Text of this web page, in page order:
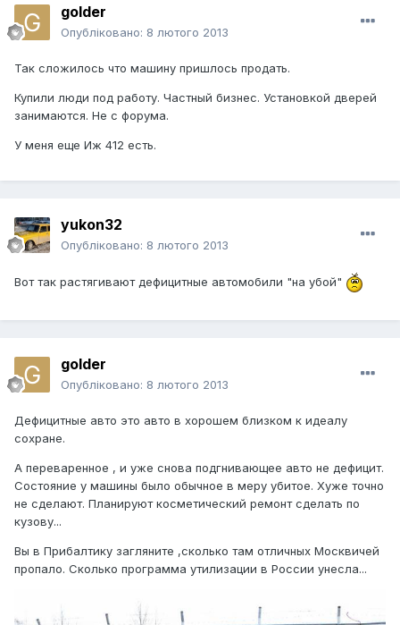
golder
Опубліковано: 8 лютого 2013
Так сложилось что машину пришлось продать.
Купили люди под работу. Частный бизнес. Установкой дверей
занимаются. Не с форума.
У меня еще Иж 412 есть.
yukon32
Опубліковано: 8 лютого 2013
Вот так растягивают дефицитные автомобили "на убой"
golder
Опубліковано: 8 лютого 2013
Дефицитные авто это авто в хорошем близком к идеалу
сохране.
А переваренное , и уже снова подгнивающее авто не дефицит.
Состояние у машины было обычное в меру убитое. Хуже точно
не сделают. Планируют косметический ремонт сделать по
кузову...
Вы в Прибалтику загляните ,сколько там отличных Москвичей
пропало. Сколько программа утилизации в России унесла...